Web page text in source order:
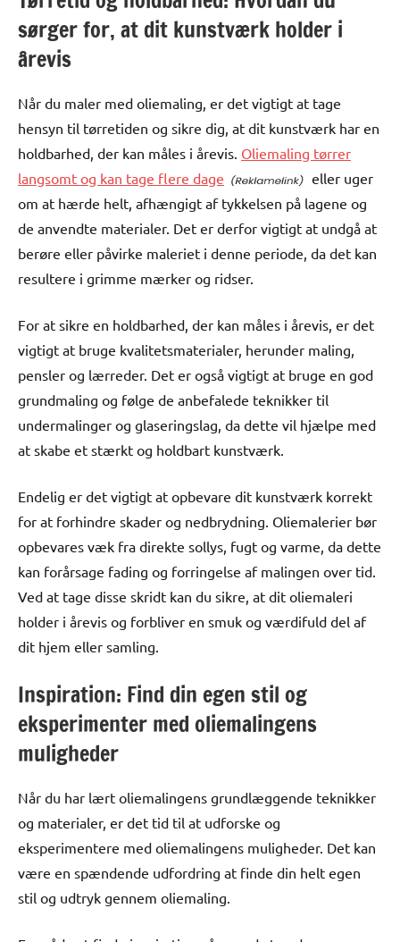
sørger for, at dit kunstværk holder i
årevis
Når du maler med oliemaling, er det vigtigt at tage
hensyn til tørretiden og sikre dig, at dit kunstværk har en
holdbarhed, der kan måles i årevis. Oliemaling tørrer
langsomt og kan tage flere dage
eller uger
om at hærde helt, afhængigt af tykkelsen på lagene og
de anvendte materialer. Det er derfor vigtigt at undgå at
berøre eller påvirke maleriet i denne periode, da det kan
resultere i grimme mærker og ridser.
For at sikre en holdbarhed, der kan måles i årevis, er det
vigtigt at bruge kvalitetsmaterialer, herunder maling,
pensler og lærreder. Det er også vigtigt at bruge en god
grundmaling og følge de anbefalede teknikker til
undermalinger og glaseringslag, da dette vil hjælpe med
at skabe et stærkt og holdbart kunstværk.
Endelig er det vigtigt at opbevare dit kunstværk korrekt
for at forhindre skader og nedbrydning. Oliemalerier bør
opbevares væk fra direkte sollys, fugt og varme, da dette
kan forårsage fading og forringelse af malingen over tid.
Ved at tage disse skridt kan du sikre, at dit oliemaleri
holder i årevis og forbliver en smuk og værdifuld del af
dit hjem eller samling.
Inspiration: Find din egen stil og
eksperimenter med oliemalingens
muligheder
Når du har lært oliemalingens grundlæggende teknikker
og materialer, er det tid til at udforske og
eksperimentere med oliemalingens muligheder. Det kan
være en spændende udfordring at finde din helt egen
stil og udtryk gennem oliemaling.